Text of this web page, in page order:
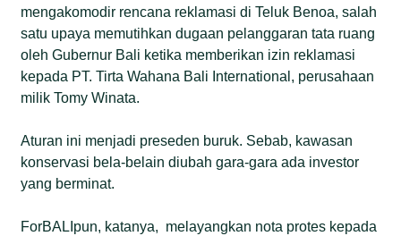
mengakomodir rencana reklamasi di Teluk Benoa, salah
satu upaya memutihkan dugaan pelanggaran tata ruang
oleh Gubernur Bali ketika memberikan izin reklamasi
kepada PT. Tirta Wahana Bali International, perusahaan
milik Tomy Winata.
Aturan ini menjadi preseden buruk. Sebab, kawasan
konservasi bela-belain diubah gara-gara ada investor
yang berminat.
ForBALIpun, katanya, melayangkan nota protes kepada